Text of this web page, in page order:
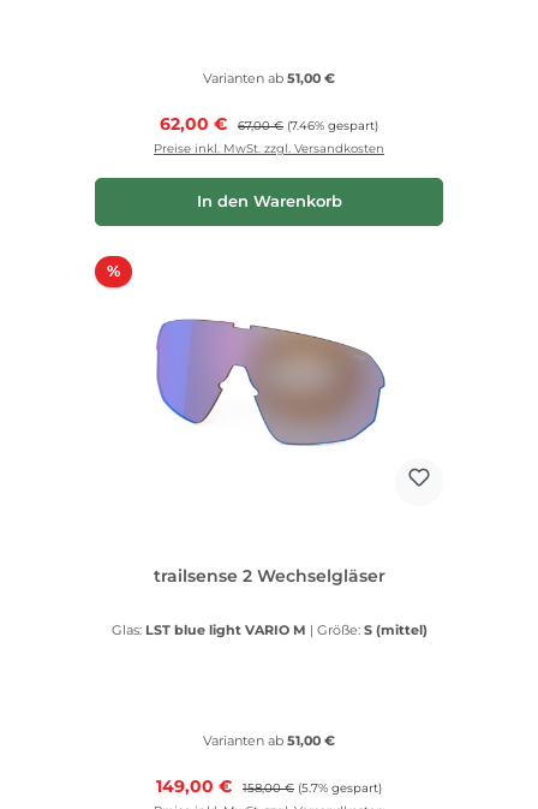
Varianten ab 51,00 €
Verkaufspreis:
62,00 € Regulärer Preis:
67,00 € (7.46% gespart)
Preise inkl. MwSt. zzgl. Versandkosten
In den Warenkorb
%Rabatt
trailsense 2 Wechselgläser
Glas: LST blue light VARIO M | Größe: S (mittel)
Varianten ab 51,00 €
Verkaufspreis:
149,00 € Regulärer Preis:
158,00 € (5.7% gespart)